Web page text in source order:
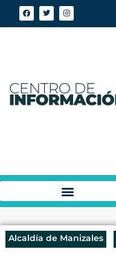
Alcaldía de Manizales